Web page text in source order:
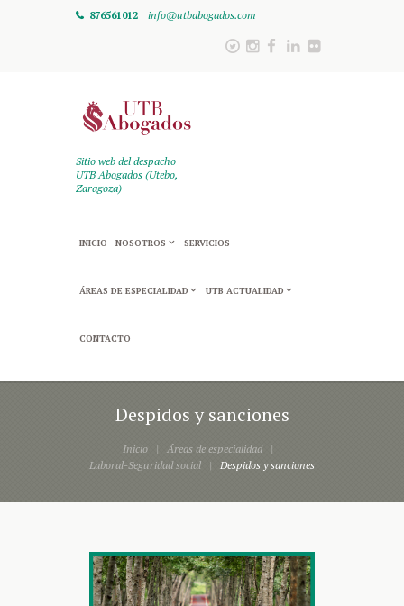
876561012 info@utbabogados.com
Sitio web del despacho
UTB Abogados (Utebo,
Zaragoza)
INICIO NOSOTROS SERVICIOS
ÁREAS DE ESPECIALIDAD UTB ACTUALIDAD
CONTACTO
Despidos y sanciones
Inicio
Áreas de especialidad
Laboral-Seguridad social
Despidos y sanciones